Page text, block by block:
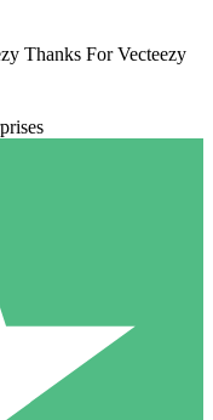
Thanks For Vecteezy